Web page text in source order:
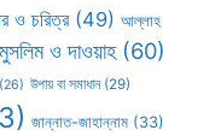
ও চরিত্র(49) আল্লাহ
ও দাওয়াহ(60)
(26) উপায় বা সমাধান(29)
জান্নাত-জাহান্নাম (33)